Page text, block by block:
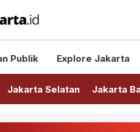
Jakarta Ada Disini!
Publik Explore Jakarta
Jakarta Selatan Jakarta